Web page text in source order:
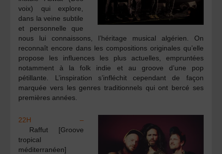
voix) qui explore,
dans la veine subtile
et personnelle que
nous lui connaissons, l’héritage musical algérien. On
reconnaît encore dans les compositions originales qu’elle
propose les influences les plus actuelles, empruntées
notamment à la folk indie et au groove d’une pop
pétillante. L’inspiration s’infléchit cependant de façon
marquée vers les genres traditionnels qui ont bercé ses
premières années.
​22H –
Raffut [Groove
tropical
méditerranéen]